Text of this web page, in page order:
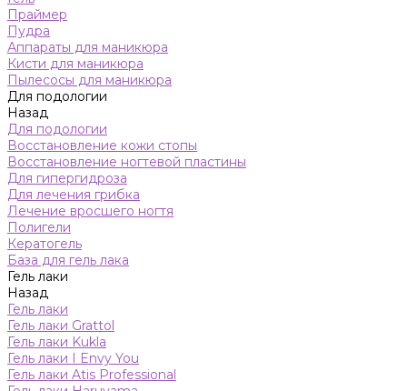
Праймер
Пудра
Аппараты для маникюра
Кисти для маникюра
Пылесосы для маникюра
Для подологии
Назад
Для подологии
Восстановление кожи стопы
Восстановление ногтевой пластины
Для гипергидроза
Для лечения грибка
Лечение вросшего ногтя
Полигели
Кератогель
База для гель лака
Гель лаки
Назад
Гель лаки
Гель лаки Grattol
Гель лаки Kukla
Гель лаки I Envy You
Гель лаки Atis Professional